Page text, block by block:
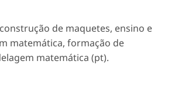
construção de maquetes, ensino e
matemática, formação de
matemática (pt).